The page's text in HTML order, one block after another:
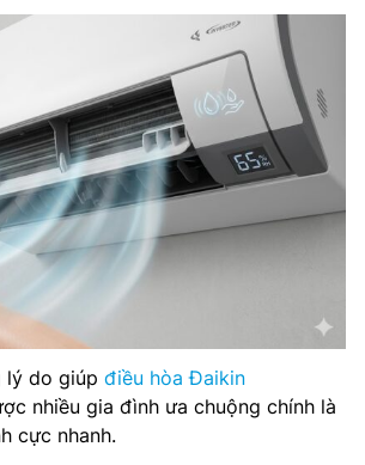
lý do giúp điều hòa Đaikin
nhiều gia đình ưa chuộng chính là
cực nhanh.